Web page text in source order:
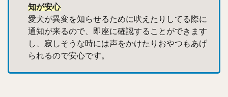
知が安心
愛犬が異変を知らせるために吠えたりしてる際に
通知が来るので、即座に確認することができます
し、寂しそうな時には声をかけたりおやつもあげ
られるので安心です。